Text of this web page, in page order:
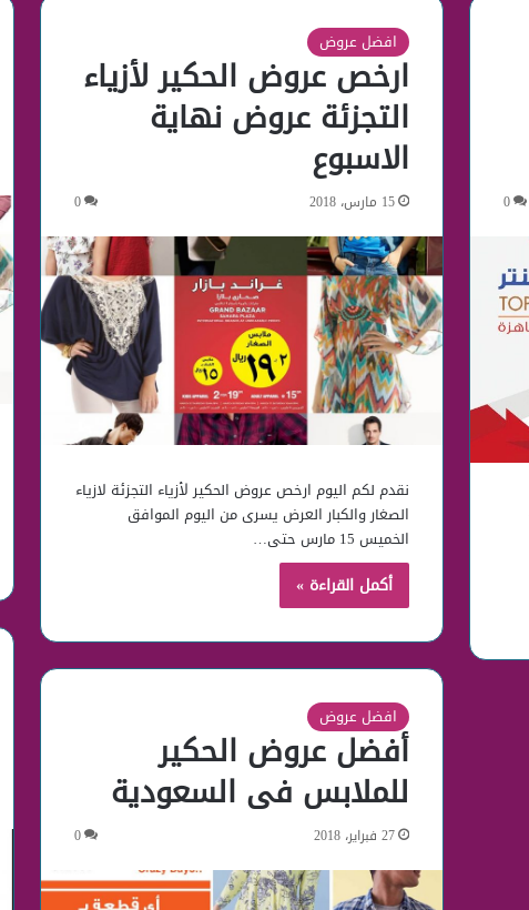
0
افضل عروض
ارخص عروض الحكير لأزياء
التجزئة عروض نهاية
الاسبوع
15 مارس، 2018 0
نقدم لكم اليوم ارخص عروض الحكير لأزياء التجزئة لازياء
الصغار والكبار العرض يسرى من اليوم الموافق
الخميس 15 مارس حتى…
أكمل القراءة »
افضل عروض
أفضل عروض الحكير
للملابس فى السعودية
27 فبراير، 2018 0